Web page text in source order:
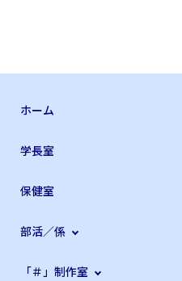
ホーム
学長室
保健室
部活／係
「＃」制作室